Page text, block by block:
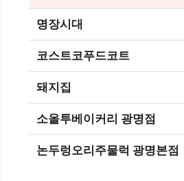
명장시대
코스트코푸드코트
돼지집
소올투베이커리 광명점
논두렁오리주물럭 광명본점